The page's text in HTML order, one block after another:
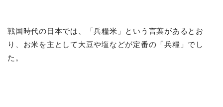
戦国時代の日本では、「兵糧米」という言葉があるとお
り、お米を主として大豆や塩などが定番の「兵糧」でし
た。